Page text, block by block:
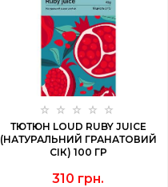
ТЮТЮН LOUD RUBY JUICE
(НАТУРАЛЬНИЙ ГРАНАТОВИЙ
СІК) 100 ГР
310 грн.